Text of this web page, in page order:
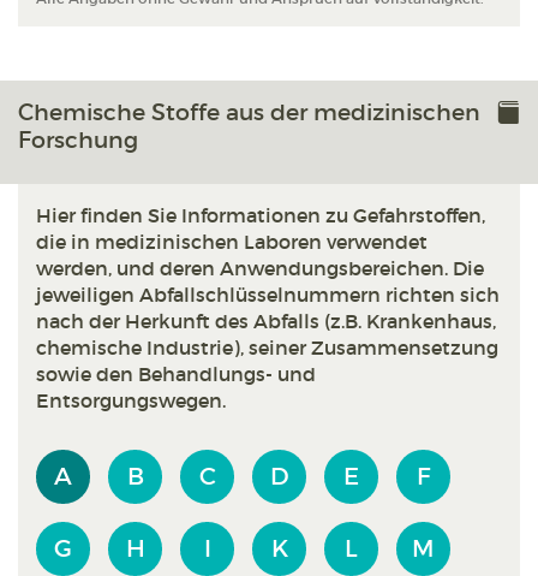
Chemische Stoffe aus der medizinischen
Forschung
Hier finden Sie Informationen zu Gefahrstoffen,
die in medizinischen Laboren verwendet
werden, und deren Anwendungsbereichen. Die
jeweiligen Abfallschlüsselnummern richten sich
nach der Herkunft des Abfalls (z.B. Krankenhaus,
chemische Industrie), seiner Zusammensetzung
sowie den Behandlungs- und
Entsorgungswegen.
A B C D E F
G H I K L M